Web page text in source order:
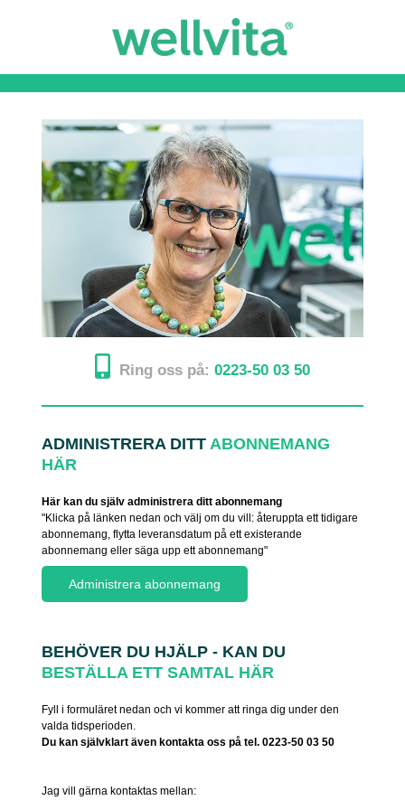
Ring oss på: 0223-50 03 50
ADMINISTRERA DITTABONNEMANG
HÄR
Här kan du själv administrera ditt abonnemang
"Klicka på länken nedan och välj om du vill: återuppta ett tidigare
abonnemang, flytta leveransdatum på ett existerande
abonnemang eller säga upp ett abonnemang"
BEHÖVER DU HJÄLP - KAN DU
BESTÄLLA ETT SAMTAL HÄR
Fyll i formuläret nedan och vi kommer att ringa dig under den
valda tidsperioden.
Du kan självklart även kontakta oss på tel. 0223-50 03 50
Jag vill gärna kontaktas mellan: